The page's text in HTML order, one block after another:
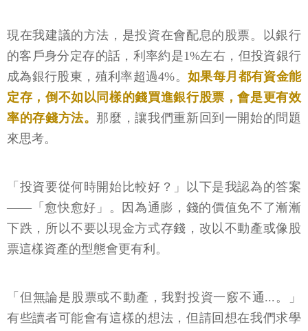
現在我建議的方法，是投資在會配息的股票。以銀行
的客戶身分定存的話，利率約是1%左右，但投資銀行
成為銀行股東，殖利率超過4%。如果每月都有資金能
定存，倒不如以同樣的錢買進銀行股票，會是更有效
率的存錢方法。 那麼，讓我們重新回到一開始的問題
來思考。
「投資要從何時開始比較好？」以下是我認為的答案
——「愈快愈好」。因為通膨，錢的價值免不了漸漸
下跌，所以不要以現金方式存錢，改以不動產或像股
票這樣資產的型態會更有利。
「但無論是股票或不動產，我對投資一竅不通...。」
有些讀者可能會有這樣的想法，但請回想在我們求學